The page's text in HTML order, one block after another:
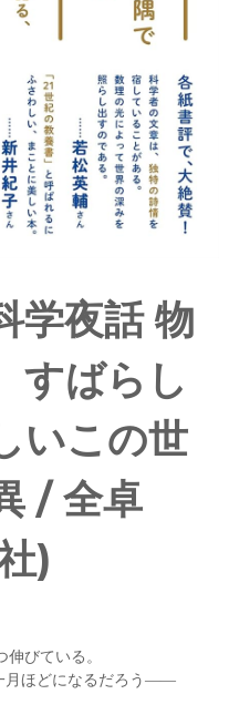
学夜話 物
すばらし
いこの世
/ 全卓
)
びている。
月ほどになるだろう――